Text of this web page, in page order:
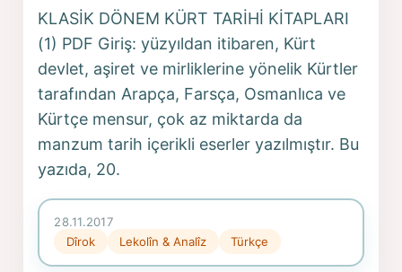
KLASİK DÖNEM KÜRT TARİHİ KİTAPLARI
(1) PDF Giriş: yüzyıldan itibaren, Kürt
devlet, aşiret ve mirliklerine yönelik Kürtler
tarafından Arapça, Farsça, Osmanlıca ve
Kürtçe mensur, çok az miktarda da
manzum tarih içerikli eserler yazılmıştır. Bu
yazıda, 20.
28.11.2017
Dîrok
Lekolîn & Analîz Türkçe